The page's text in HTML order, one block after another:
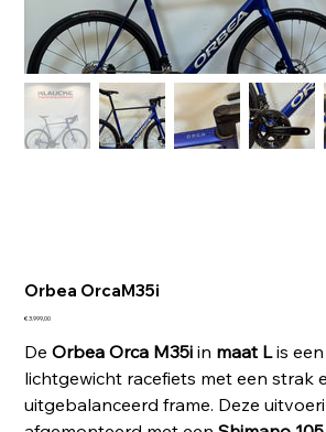
Orbea OrcaM35i
Prijs
€ 3.999,00
DeOrbea Orca M35i in maat Lis
lichtgewicht racefiets met een strak
uitgebalanceerd frame. Deze